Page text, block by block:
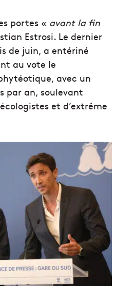
portes « avant la fin
Estrosi. Le dernier
de juin, a entériné
au vote le
avec un
par an, soulevant
et d’extrême